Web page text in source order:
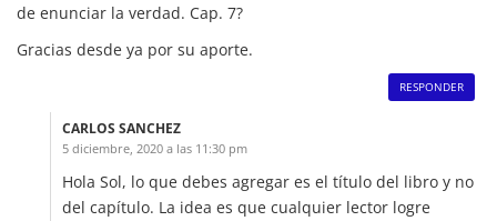
de enunciar la verdad. Cap. 7?
Gracias desde ya por su aporte.
RESPONDER
CARLOS SANCHEZ
5 diciembre, 2020 a las 11:30 pm
Hola Sol, lo que debes agregar es el título del libro y no
del capítulo. La idea es que cualquier lector logre